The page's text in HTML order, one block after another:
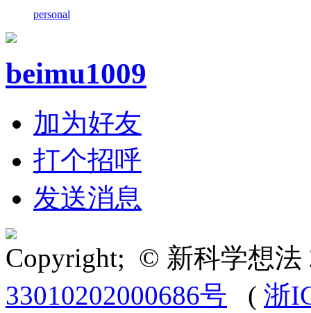
personal
beimu1009
加为好友
打个招呼
发送消息
Copyright; © 新科学想
33010202000686号 ( 浙